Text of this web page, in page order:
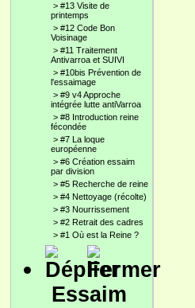
> #13 Visite de
printemps
> #12 Code Bon
Voisinage
> #11 Traitement
Antivarroa et SUIVI
> #10bis Prévention de
l'essaimage
> #9 v4 Approche
intégrée lutte antiVarroa
> #8 Introduction reine
fécondée
> #7 La loque
européenne
> #6 Création essaim
par division
> #5 Recherche de reine
> #4 Nettoyage (récolte)
> #3 Nourrissement
> #2 Retrait des cadres
> #1 Où est la Reine ?
Essaim